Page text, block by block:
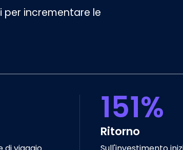
per incrementare le
151%
Ritorno